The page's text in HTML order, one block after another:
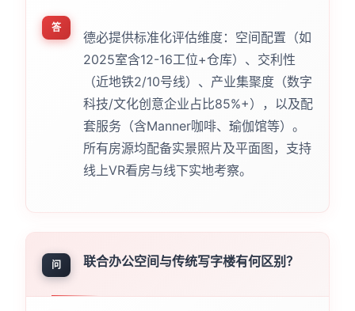
答
德必提供标准化评估维度：空间配置（如
2025室含12-16工位+仓库）、交利性
（近地铁2/10号线）、产业集聚度（数字
科技/文化创意企业占比85%+），以及配
套服务（含Manner咖啡、瑜伽馆等）。
所有房源均配备实景照片及平面图，支持
线上VR看房与线下实地考察。
问 联合办公空间与传统写字楼有何区别？